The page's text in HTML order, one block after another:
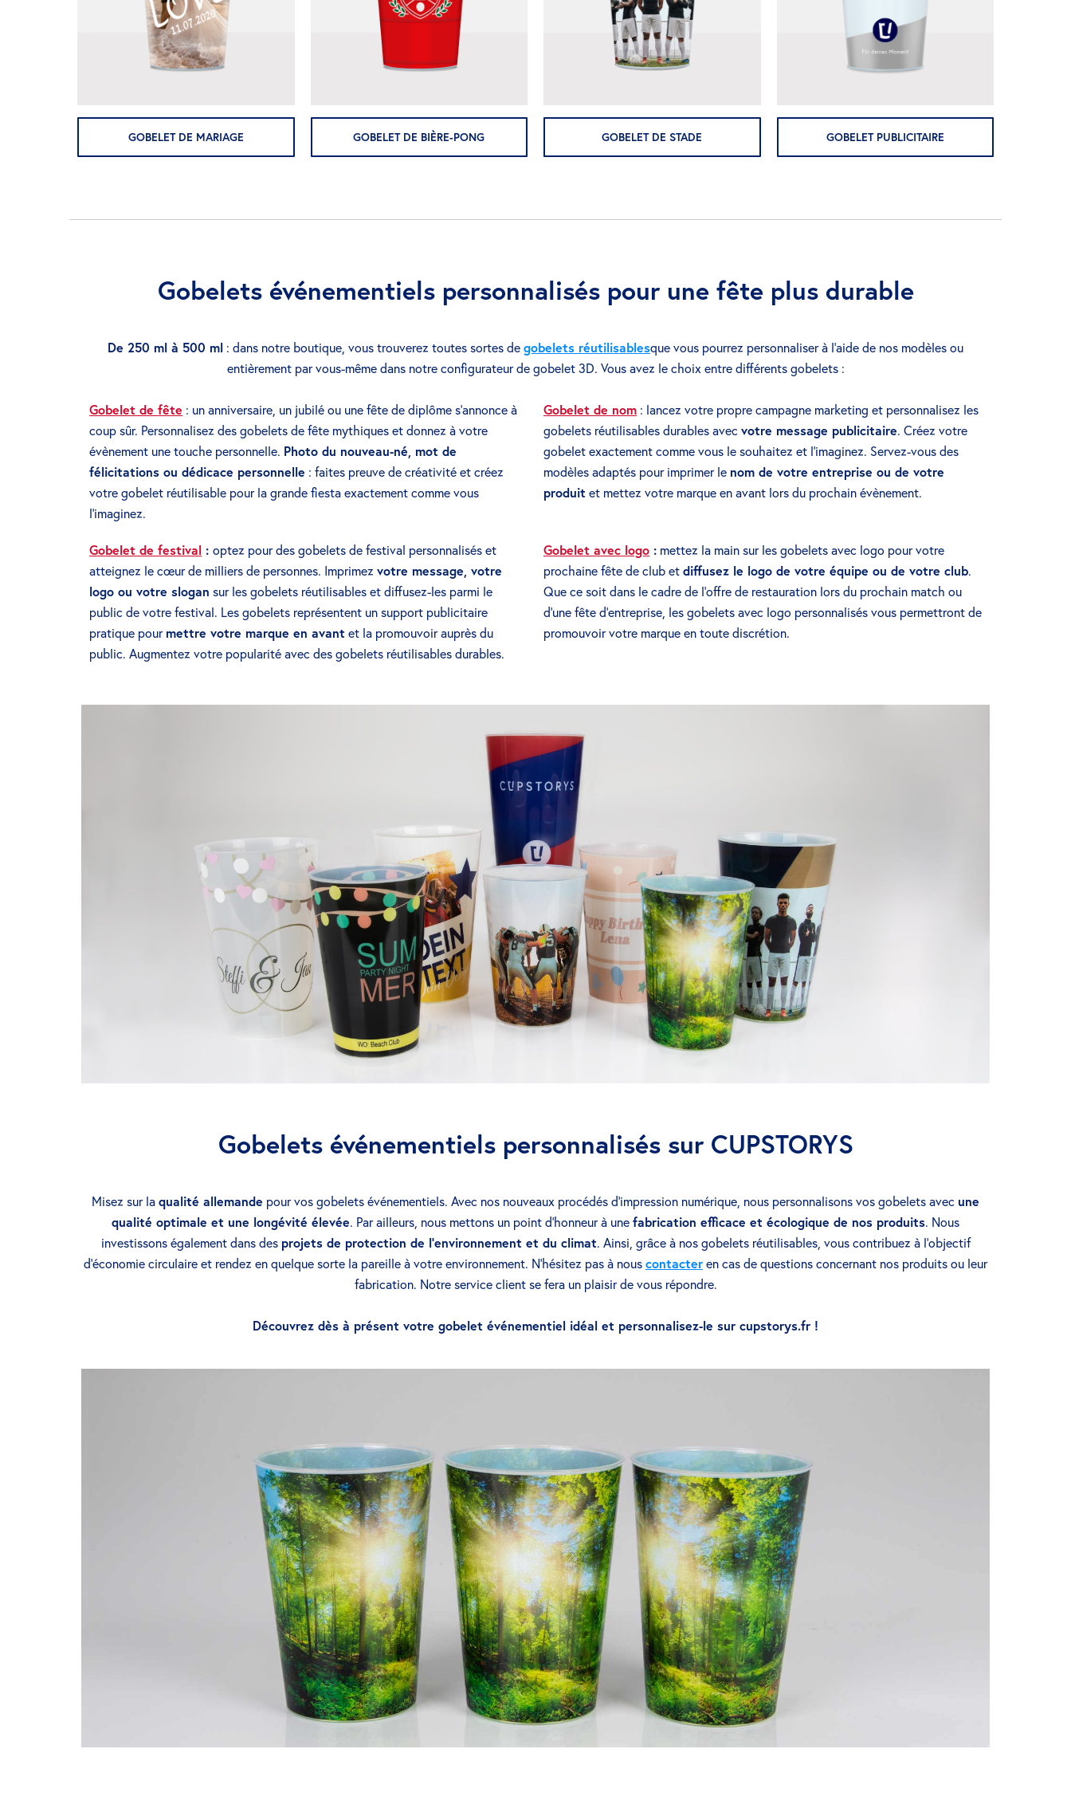
GOBELET DE MARIAGE GOBELET DE BIÈRE-PONG GOBELET DE STADE GOBELET PUBLICITAIRE
Gobelets événementiels personnalisés pour une fête plus durable
De 250 ml à 500 ml : dans notre boutique, vous trouverez toutes sortes de gobelets réutilisablesque vous pourrez personnaliser à l’aide de nos modèles ou
entièrement par vous-même dans notre configurateur de gobelet 3D. Vous avez le choix entre différents gobelets :
Gobelet de fête : un anniversaire, un jubilé ou une fête de diplôme s’annonce à
coup sûr. Personnalisez des gobelets de fête mythiques et donnez à votre
évènement une touche personnelle. Photo du nouveau-né, mot de
félicitations ou dédicace personnelle : faites preuve de créativité et créez
votre gobelet réutilisable pour la grande fiesta exactement comme vous
l’imaginez.
Gobelet de nom : lancez votre propre campagne marketing et personnalisez les
gobelets réutilisables durables avec votre message publicitaire. Créez votre
gobelet exactement comme vous le souhaitez et l’imaginez. Servez-vous des
modèles adaptés pour imprimer le nom de votre entreprise ou de votre
produit et mettez votre marque en avant lors du prochain évènement.
Gobelet de festival : optez pour des gobelets de festival personnalisés et
atteignez le cœur de milliers de personnes. Imprimez votre message, votre
logo ou votre slogan sur les gobelets réutilisables et diffusez-les parmi le
public de votre festival. Les gobelets représentent un support publicitaire
pratique pour mettre votre marque en avant et la promouvoir auprès du
public. Augmentez votre popularité avec des gobelets réutilisables durables.
Gobelet avec logo : mettez la main sur les gobelets avec logo pour votre
prochaine fête de club et diffusez le logo de votre équipe ou de votre club.
Que ce soit dans le cadre de l’offre de restauration lors du prochain match ou
d’une fête d’entreprise, les gobelets avec logo personnalisés vous permettront de
promouvoir votre marque en toute discrétion.
Gobelets événementiels personnalisés sur CUPSTORYS
Misez sur la qualité allemande pour vos gobelets événementiels. Avec nos nouveaux procédés d’impression numérique, nous personnalisons vos gobelets avec une
qualité optimale et une longévité élevée. Par ailleurs, nous mettons un point d’honneur à une fabrication efficace et écologique de nos produits. Nous
investissons également dans des projets de protection de l’environnement et du climat. Ainsi, grâce à nos gobelets réutilisables, vous contribuez à l’objectif
d’économie circulaire et rendez en quelque sorte la pareille à votre environnement. N’hésitez pas à nous contacter en cas de questions concernant nos produits ou leur
fabrication. Notre service client se fera un plaisir de vous répondre.
Découvrez dès à présent votre gobelet événementiel idéal et personnalisez-le sur cupstorys.fr !